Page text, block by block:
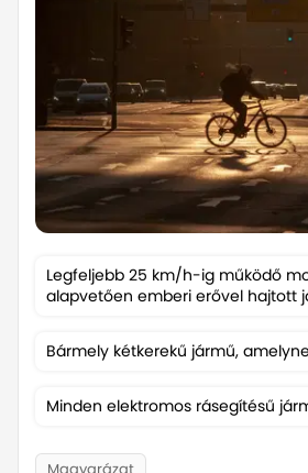
Legfeljebb 25 km/h-ig működő
alapvetően emberi erővel hajtott
Bármely kétkerekű jármű,
Minden elektromos rásegítésű
Az új KRESZ pontosítja a
fogalmat: csak az
hajtott, legfeljebb 25
rásegítő jármű számít
kerékpárnak.
Magyarázat